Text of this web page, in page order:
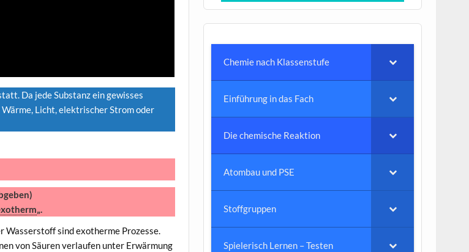
Da jede Substanz ein gewisses
Licht, elektrischer Strom oder
„.
Wasserstoff sind exotherme Prozesse.
von Säuren verlaufen unter Erwärmung
Chemie nach Klassenstufe
Einführung in das Fach
Die chemische Reaktion
Atombau und PSE
Stoffgruppen
Spielerisch Lernen – Testen